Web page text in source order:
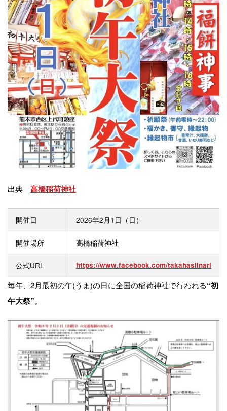
出典 高橋稲荷神社
開催日 2026年2月1日（日）
開催場所 高橋稲荷神社
公式URL https://www.facebook.com/takahasiinari
毎年、2月最初の午(うま)の日に全国の稲荷神社で行われる“初
午大祭”。